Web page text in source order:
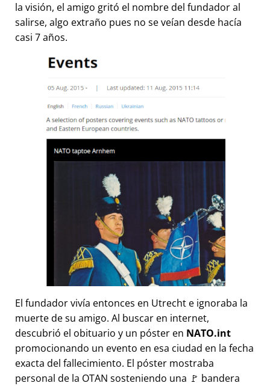
la visión, el amigo gritó el nombre del fundador al
salirse, algo extraño pues no se veían desde hacía
casi 7 años.
El fundador vivía entonces en Utrecht e ignoraba la
muerte de su amigo. Al buscar en internet,
descubrió el obituario y un póster en NATO.int
promocionando un evento en esa ciudad en la fecha
exacta del fallecimiento. El póster mostraba
personal de la OTAN sosteniendo una 🚩 bandera